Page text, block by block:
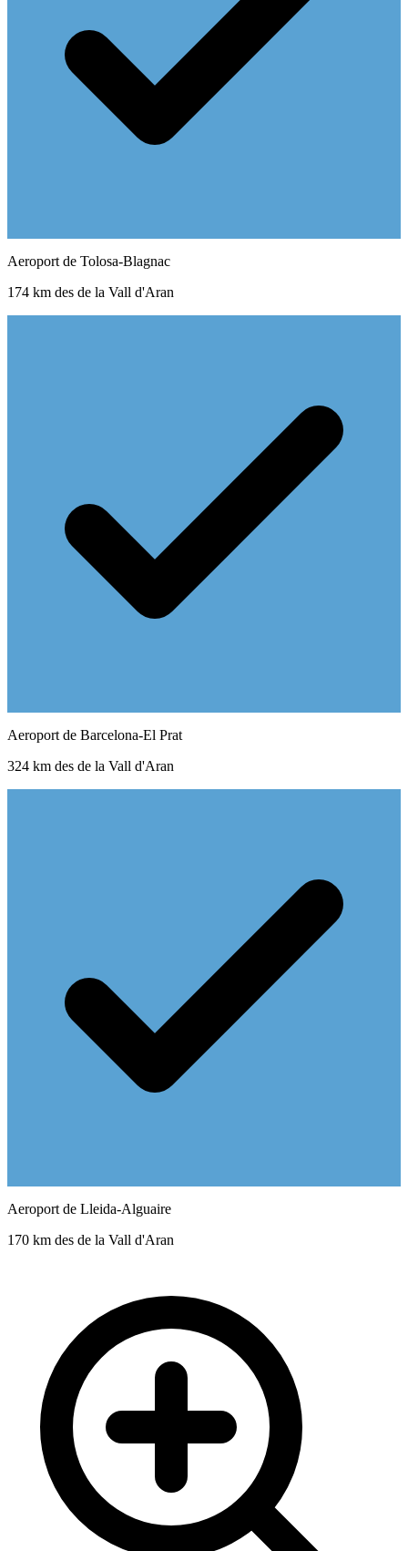
Aeroport de Tolosa-Blagnac
174 km des de la Vall d'Aran
Aeroport de Barcelona-El Prat
324 km des de la Vall d'Aran
Aeroport de Lleida-Alguaire
170 km des de la Vall d'Aran